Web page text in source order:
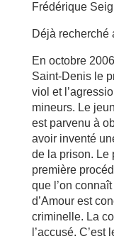
Frédérique
Déjà recherché
En octobre
Saint-Denis le
viol et
mineurs. Le
est parvenu à
avoir inventé
de la prison. Le
première
que l’on
d’Amour est
criminelle. La
l’accusé.